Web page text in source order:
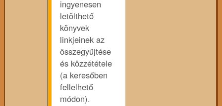
ingyenesen
letölthető
könyvek
linkjeinek az
összegyűjtése
és közzététele
(a keresőben
fellelhető
módon).